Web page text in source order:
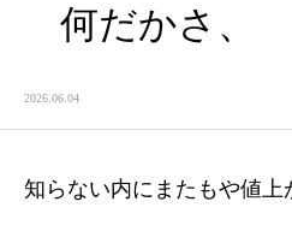
何だかさ、
2026.06.04
知らない内にまたもや値上